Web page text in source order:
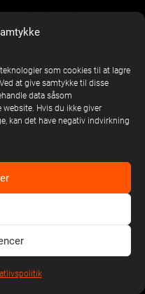
som cookies til at lagre
at give samtykke til disse
data såsom
Hvis du ikke giver
kan det have negativ indvirkning
ApS og United Tickets
merchandise, nye